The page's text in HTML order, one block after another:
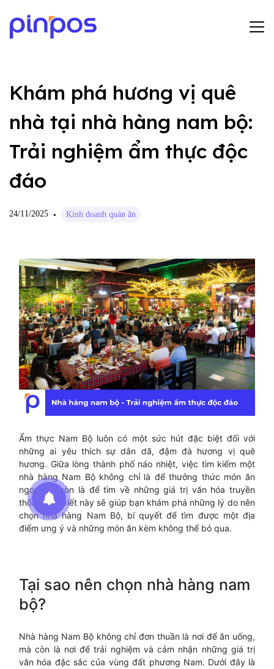
Bảng giá
Tin tức
Đăng ký
Khám phá hương vị quê
nhà tại nhà hàng nam bộ:
Trải nghiệm ẩm thực độc
đáo
24/11/2025 Kinh doanh quán ăn
Ẩm thực Nam Bộ luôn có một sức hút đặc biệt đối với
những ai yêu thích sự dân dã, đậm đà hương vị quê
hương. Giữa lòng thành phố náo nhiệt, việc tìm kiếm một
nhà hàng Nam Bộ không chỉ là để thưởng thức món ăn
ngon mà còn là để tìm về những giá trị văn hóa truyền
thống. Bài viết này sẽ giúp bạn khám phá những lý do nên
chọn nhà hàng Nam Bộ, bí quyết để tìm được một địa
điểm ưng ý và những món ăn kèm không thể bỏ qua.
Tại sao nên chọn nhà hàng nam
bộ?
Nhà hàng Nam Bộ không chỉ đơn thuần là nơi để ăn uống,
mà còn là nơi để trải nghiệm và cảm nhận những giá trị
văn hóa đặc sắc của vùng đất phương Nam. Dưới đây là